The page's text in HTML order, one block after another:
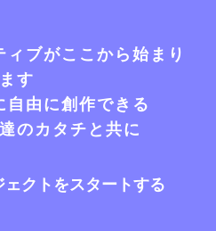
ブがここから始まり
ます
自由に創作できる
のカタチと共に
クトをスタートする